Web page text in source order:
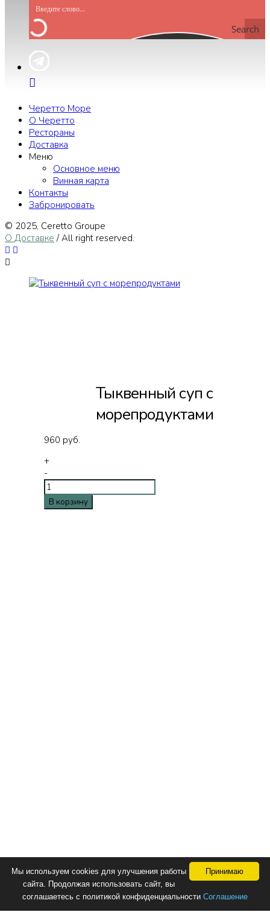
Search
Черетто Море
О Черетто
Рестораны
Доставка
Меню
Основное меню
Винная карта
Контакты
Забронировать
© 2025, Сeretto Groupe
О Доставке / All right reserved.
Тыквенный суп с
морепродуктами
960 руб.
+
-
В корзину
Принимаю
Мы используем cookies для улучшения работы
сайта. Продолжая использовать сайт, вы
соглашаетесь с политикой конфиденциальности Соглашение